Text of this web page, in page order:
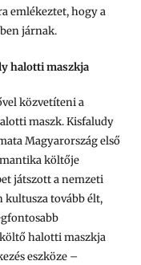
emlékeztet, hogy a
járnak.
halotti maszkja
közvetíteni a
maszk. Kisfaludy
Magyarország első
költője
játszott a nemzeti
kultusza tovább élt,
halotti maszkja
eszköze –